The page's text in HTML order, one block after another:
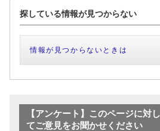
探している情報が見つからない
情報が見つからないときは
【アンケート】このページに対し
てご意見をお聞かせください